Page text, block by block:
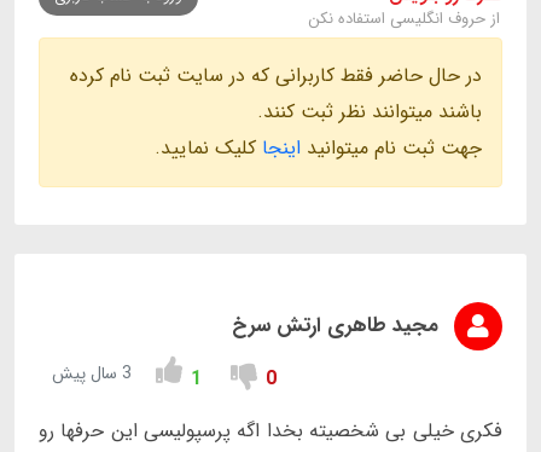
از حروف انگلیسی استفاده نکن
در حال حاضر فقط کاربرانی که در سایت ثبت نام کرده
باشند میتوانند نظر ثبت کنند.
جهت ثبت نام میتوانید اینجا کلیک نمایید.
مجید طاهری ارتش سرخ
0
1 3 سال پیش
فکری خیلی بی شخصیته بخدا اگه پرسپولیسی این حرفها رو